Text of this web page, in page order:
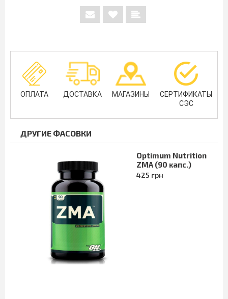
ОПЛАТА ДОСТАВКА МАГАЗИНЫ
СЕРТИФИКАТЫ
СЭС
ДРУГИЕ ФАСОВКИ
Optimum Nutrition
ZMA (90 капс.)
425 грн